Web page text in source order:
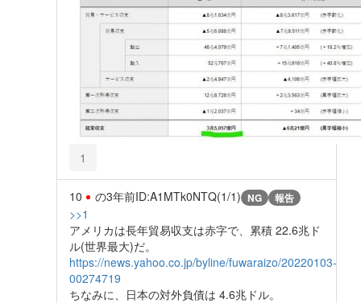
1
10 の3年前ID:A1MTk0NTQ(1/1) NG 報告
>>1
アメリカは長年貿易収支は赤字で、累積 22.6兆ド
ル(世界最大)だ。
https://news.yahoo.co.jp/byline/fuwaraizo/20220103-
00274719
ちなみに、日本の対外負債は 4.6兆ドル。